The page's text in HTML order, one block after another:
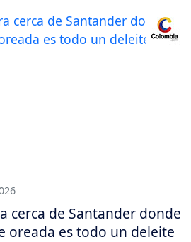
cerca de Santander donde
oreada es todo un deleite